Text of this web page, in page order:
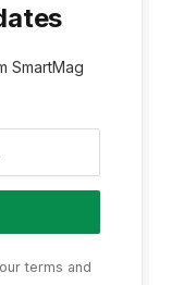
SmartMag
terms and